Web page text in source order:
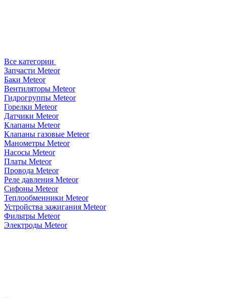
Все категории
Запчасти Meteor
Баки Meteor
Вентиляторы Meteor
Гидрогруппы Meteor
Горелки Meteor
Датчики Meteor
Клапаны Meteor
Клапаны газовые Meteor
Манометры Meteor
Насосы Meteor
Платы Meteor
Провода Meteor
Реле давления Meteor
Сифоны Meteor
Теплообменники Meteor
Устройства зажигания Meteor
Фильтры Meteor
Электроды Meteor